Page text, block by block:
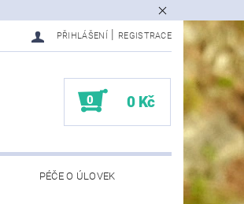
PŘIHLÁŠENÍ REGISTRACE
0 0 Kč
PÉČE O ÚLOVEK